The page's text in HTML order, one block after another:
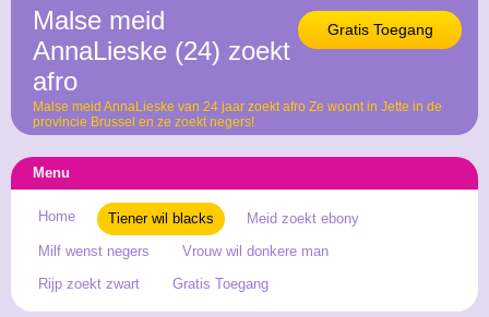
Gratis Toegang
Malse meid
AnnaLieske (24) zoekt
afro
Malse meid AnnaLieske van 24 jaar zoekt afro Ze woont in Jette in de
provincie Brussel en ze zoekt negers!
Menu
Home Tiener wil blacks
Meid zoekt ebony
Milf wenst negers
Vrouw wil donkere man
Rijp zoekt zwart
Gratis Toegang